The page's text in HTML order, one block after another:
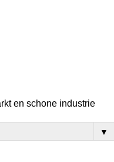
en schone industrie
▼